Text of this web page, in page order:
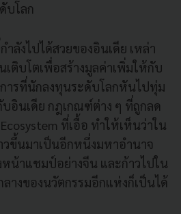
บโลก
ลังไปได้สวยของอินเดีย เหล่า
ติบโตเพื่อสร้างมูลค่าเพิ่มให้กับ
การที่นักลงทุนระดับโลกหันไปทุ่ม
อินเดีย กฎเกณฑ์ต่าง ๆ ที่ถูกลด
ที่เอื้อ ทำให้เห็นว่าใน
วขึ้นมาเป็นอีกหนึ่งมหาอำนาจ
หน้าแชมป์อย่างจีน และก้าวไปใน
างของนวัตกรรมอีกแห่งก็เป็นได้